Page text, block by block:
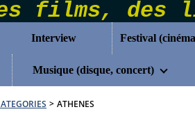
Interview
Musique (disque, concert)
> ATHENES